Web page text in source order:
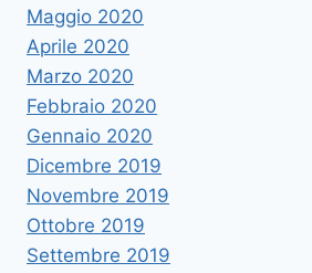
Maggio 2020
Aprile 2020
Marzo 2020
Febbraio 2020
Gennaio 2020
Dicembre 2019
Novembre 2019
Ottobre 2019
Settembre 2019